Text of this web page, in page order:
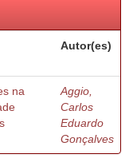
Autor(es)
na
Aggio,
Carlos
Eduardo
Gonçalves